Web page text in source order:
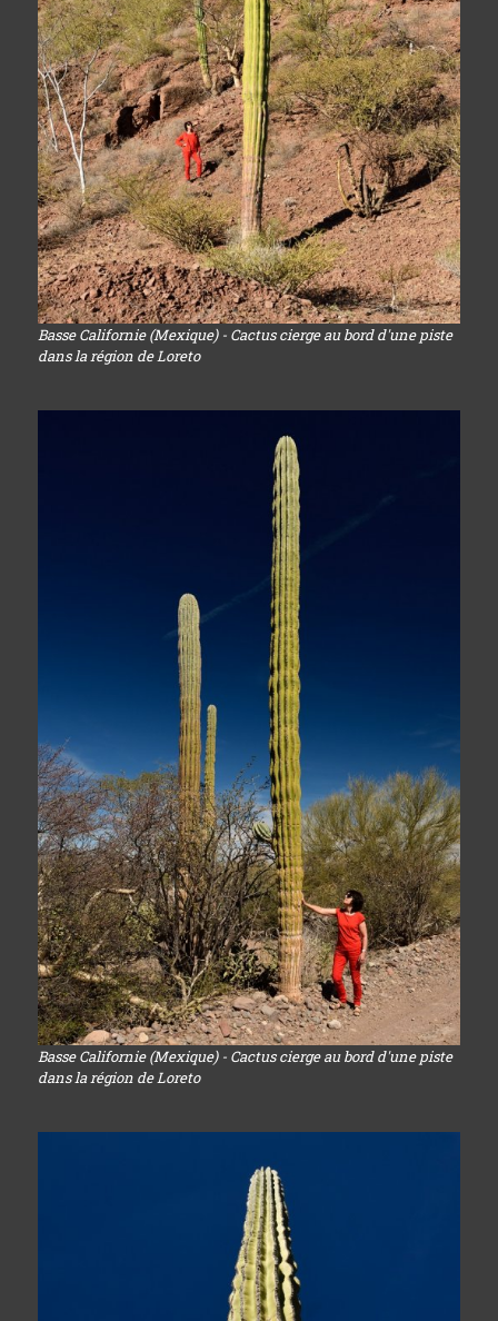
Basse Californie (Mexique) - Cactus cierge au bord d'une piste
dans la région de Loreto
Basse Californie (Mexique) - Cactus cierge au bord d'une piste
dans la région de Loreto